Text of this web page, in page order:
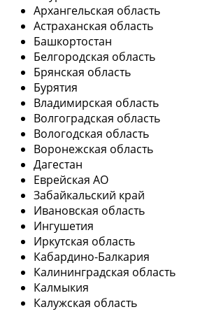
Архангельская область
Астраханская область
Башкортостан
Белгородская область
Брянская область
Бурятия
Владимирская область
Волгоградская область
Вологодская область
Воронежская область
Дагестан
Еврейская АО
Забайкальский край
Ивановская область
Ингушетия
Иркутская область
Кабардино-Балкария
Калининградская область
Калмыкия
Калужская область